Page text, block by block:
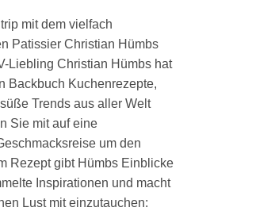
mit dem vielfach
Pa­tis­si­er Christian Hümbs
Liebling Christian Hümbs hat
Backbuch Kuchenrezepte,
Trends aus aller Welt
Sie mit auf eine
um den
Rezept gibt Hümbs Einblicke
Inspirationen und macht
Lust mit einzutauchen: